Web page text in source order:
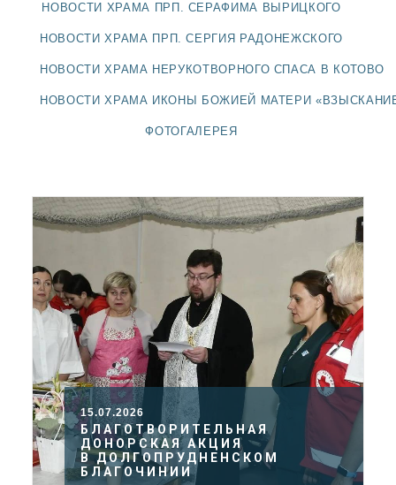
НОВОСТИ ХРАМА ПРП. СЕРАФИМА ВЫРИЦКОГО
НОВОСТИ ХРАМА ПРП. СЕРГИЯ РАДОНЕЖСКОГО
НОВОСТИ ХРАМА НЕРУКОТВОРНОГО СПАСА В КОТОВО
НОВОСТИ ХРАМА ИКОНЫ БОЖИЕЙ МАТЕРИ
ФОТОГАЛЕРЕЯ
15.07.2026
БЛАГОТВОРИТЕЛЬНАЯ
ДОНОРСКАЯ АКЦИЯ
В ДОЛГОПРУДНЕНСКОМ
БЛАГОЧИНИИ